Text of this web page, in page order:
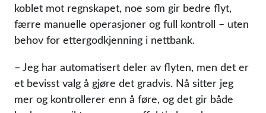
koblet mot regnskapet, noe som gir bedre flyt,
færre manuelle operasjoner og full kontroll – uten
behov for ettergodkjenning i nettbank.
– Jeg har automatisert deler av flyten, men det er
et bevisst valg å gjøre det gradvis. Nå sitter jeg
mer og kontrollerer enn å føre, og det gir både